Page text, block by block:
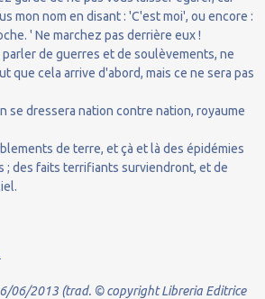
mon nom en disant : 'C'est moi', ou encore :
' Ne marchez pas derrière eux !
de guerres et de soulèvements, ne
que cela arrive d'abord, mais ce ne sera pas
se dressera nation contre nation, royaume
de terre, et çà et là des épidémies
; des faits terrifiants surviendront, et de
06/2013 (trad. © copyright Libreria Editrice